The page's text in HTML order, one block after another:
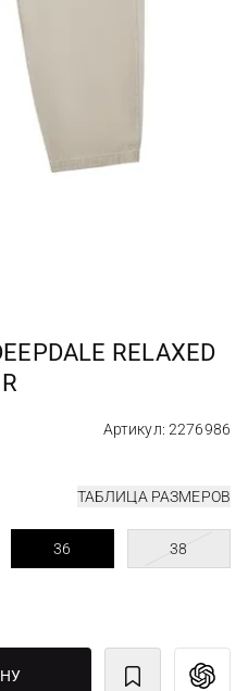
RELAXED
Артикул: 2276986
ТАБЛИЦА РАЗМЕРОВ
36 38